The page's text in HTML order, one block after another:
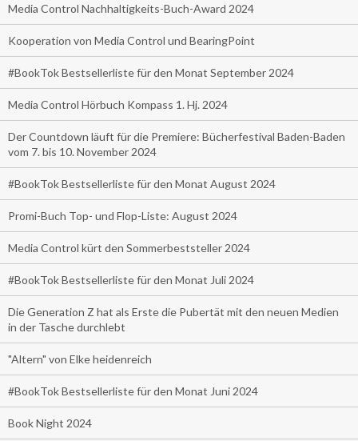
Media Control Nachhaltigkeits-Buch-Award 2024
Kooperation von Media Control und BearingPoint
#BookTok Bestsellerliste für den Monat September 2024
Media Control Hörbuch Kompass 1. Hj. 2024
Der Countdown läuft für die Premiere: Bücherfestival Baden-Baden
vom 7. bis 10. November 2024
#BookTok Bestsellerliste für den Monat August 2024
Promi-Buch Top- und Flop-Liste: August 2024
Media Control kürt den Sommerbeststeller 2024
#BookTok Bestsellerliste für den Monat Juli 2024
Die Generation Z hat als Erste die Pubertät mit den neuen Medien
in der Tasche durchlebt
"Altern" von Elke heidenreich
#BookTok Bestsellerliste für den Monat Juni 2024
Book Night 2024